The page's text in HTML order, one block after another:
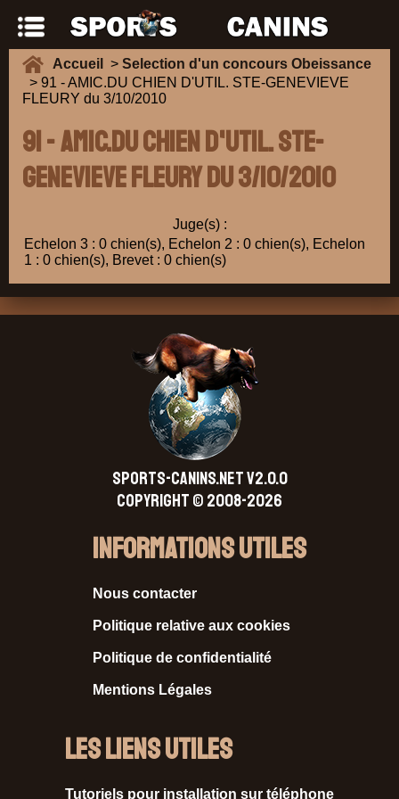
Accueil > Selection d'un concours Obeissance
> 91 - AMIC.DU CHIEN D'UTIL. STE-GENEVIEVE
FLEURY du 3/10/2010
91 - AMIC.DU CHIEN D'UTIL. STE-
GENEVIEVE FLEURY du 3/10/2010
Juge(s) :
Echelon 3 : 0 chien(s), Echelon 2 : 0 chien(s), Echelon
1 : 0 chien(s), Brevet : 0 chien(s)
SPORTS-CANINS.NET V2.0.0
Copyright © 2008-2026
Informations Utiles
Nous contacter
Politique relative aux cookies
Politique de confidentialité
Mentions Légales
Les liens utiles
Tutoriels pour installation sur téléphone